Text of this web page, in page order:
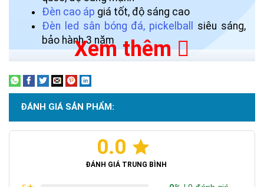
Đèn cao áp giá tốt, độ sáng cao
Đèn led sân bóng đá, pickelball
siêu sáng,
bảo hành 3 năm
Xem thêm
ĐÁNH GIÁ SẢN PHẨM:
0.0
ĐÁNH GIÁ TRUNG BÌNH